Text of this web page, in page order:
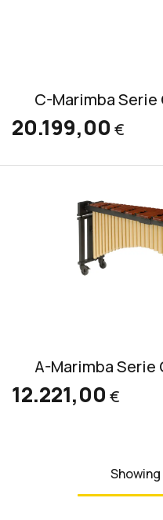
C-Marimba Serie
20.199,00 €
A-Marimba Serie
12.221,00 €